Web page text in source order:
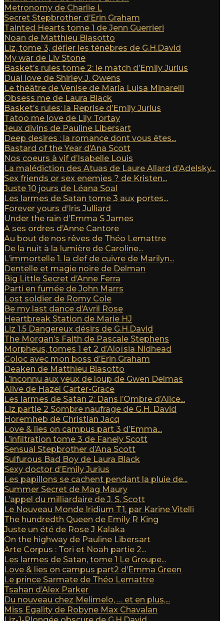
Metronomy de Charlie L
Secret Stepbrother d’Erin Graham
Tainted Hearts tome 1 de Jenn Guerrieri
Noan de Matthieu Biasotto
Liz, tome 3, défier les ténèbres de G.H.David
My war de Liv Stone
Basket’s rules tome 2: le match d’Emily Jurius
Dual love de Shirley J. Owens
Le théâtre de Venise de Maria Luisa Minarelli
Obsess me de Laura Black
Basket’s rules: la Reprise d’Emily Jurius
Tatoo me love de Lily Tortay
Jeux divins de Pauline Libersart
Deep desires : la romance dont vous êtes...
Bastard of the Year d’Ana Scott
Nos coeurs à vif d’Isabelle Louis
La malédiction des Atuas de Laure Allard d’Adelsky...
Sex friends or sex enemies ? de Kristen...
Juste 10 jours de Léana Soal
Les larmes de Satan tome 3 aux portes...
Forever yours d’Iris Julliard
Under the rain d’Emma S James
A ses ordres d’Anne Cantore
Au bout de nos rêves de Théo Lemattre
De la nuit à la lumière de Caroline...
L’immortelle 1. la clef de cuivre de Marilyn...
Dentelle et magie noire de Delman
Big Little Secret d’Anne Ferra
Parti en fumée de John Marrs
Lost soldier de Romy Cole
Be my last dance d’Avril Rose
Heartbreak Station de Marie HJ
Liz 1.5 Dangereux désirs de G.H.David
The Morgan’s Faith de Pascale Stephens
Morpheus, tomes 1 et 2 d’Aloïsia Nidhead
Coloc avec mon boss d’Erin Graham
Deaken de Matthieu Biasotto
L’inconnu aux yeux de loup de Gwen Delmas
Alive de Hazel Carter-Grace
Les larmes de Satan 2: Dans l’Ombre d’Alice...
Liz partie 2 Sombre naufrage de G.H. David
Horemheb de Christian Jacq
Love & lies on campus part 3 d’Emma...
L’infiltration tome 3 de Fanely Scott
Sensual Stepbrother d’Ana Scott
Sulfurous Bad Boy de Laura Black
Sexy doctor d’Emily Jurius
Les papillons se cachent pendant la pluie de...
Summer Secret de Mag Maury
L’appel du milliardaire de J. S. Scott
Le Nouveau Monde Iridium T1, par Karine Vitelli
The hundredth Queen de Emily R King
Juste un été de Rose J Kalaka
On the highway de Pauline Libersart
Arte Corpus : Tori et Noah partie 2...
Les larmes de Satan, tome 1 Le Groupe...
Love & lies on campus part2 d’Emma Green
Le prince Sarmate de Théo Lemattre
Tsahan d’Alex Parker
Du nouveau chez Melimelo, … et en plus,...
Miss Egality de Robyne Max Chavalan